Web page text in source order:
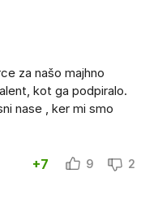
za našo majhno
kot ga podpiralo.
nase , ker mi smo
+7 9 2